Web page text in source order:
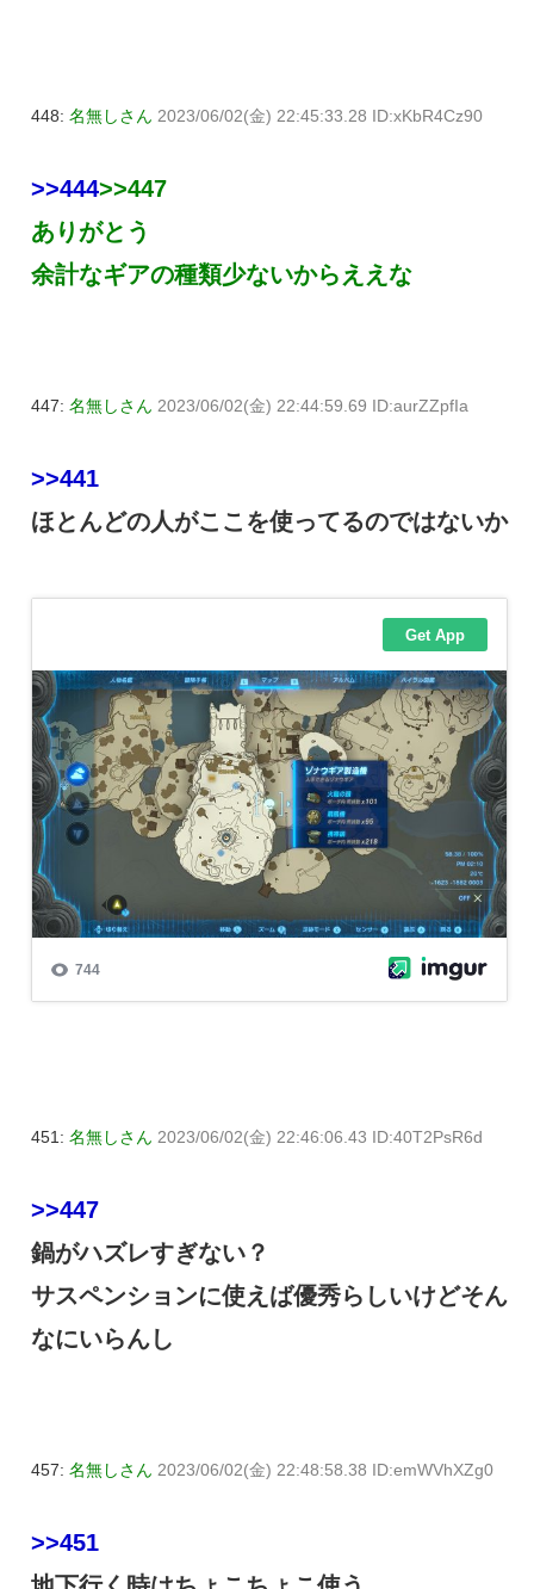
448: 名無しさん 2023/06/02(金) 22:45:33.28 ID:xKbR4Cz90
>>444>>447
ありがとう
余計なギアの種類少ないからええな
447: 名無しさん 2023/06/02(金) 22:44:59.69 ID:aurZZpfIa
>>441
ほとんどの人がここを使ってるのではないか
451: 名無しさん 2023/06/02(金) 22:46:06.43 ID:40T2PsR6d
>>447
鍋がハズレすぎない？
サスペンションに使えば優秀らしいけどそん
なにいらんし
457: 名無しさん 2023/06/02(金) 22:48:58.38 ID:emWVhXZg0
>>451